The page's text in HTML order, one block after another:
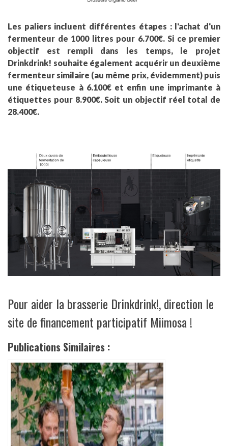
Les paliers incluent différentes étapes : l'achat d'un
fermenteur de 1000 litres pour 6.700€. Si ce premier
objectif est rempli dans les temps, le projet
Drinkdrink! souhaite également acquérir un deuxième
fermenteur similaire (au même prix, évidemment) puis
une étiqueteuse à 6.100€ et enfin une imprimante à
étiquettes pour 8.900€. Soit un objectif réel total de
28.400€.
Pour aider la brasserie Drinkdrink!, direction le
site de financement participatif Miimosa !
Publications Similaires :